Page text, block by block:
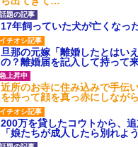
17年飼っていた犬が亡くなっ
旦那の元嫁「離婚したとはい
の？離婚届を記入して持って
近所のお寺に住み込みで手伝
を持って顔を真っ赤にしなが
200万を貸したコウトから、
「娘たちが成人したら別れよ